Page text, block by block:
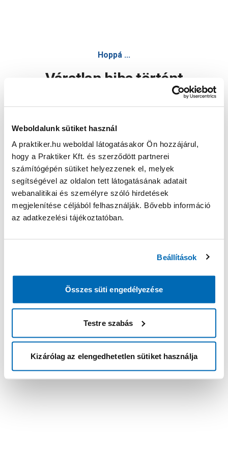
Weboldalunk sütiket használ
A praktiker.hu weboldal látogatásakor Ön hozzájárul,
hogy a Praktiker Kft. és szerződött partnerei
számítógépén sütiket helyezzenek el, melyek
segítségével az oldalon tett látogatásának adatait
webanalitikai és személyre szóló hirdetések
megjelenítése céljából felhasználják. Bővebb információ
az adatkezelési tájékoztatóban.
Beállítások
Összes süti engedélyezése
Testre szabás
Kizárólag az elengedhetetlen sütiket használja
Hoppá ...
Váratlan hiba történt
Oldal újratöltése